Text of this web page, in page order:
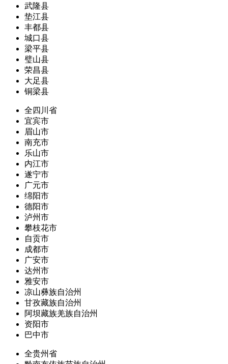
武隆县
垫江县
丰都县
城口县
梁平县
璧山县
荣昌县
大足县
铜梁县
全四川省
宜宾市
眉山市
南充市
乐山市
内江市
遂宁市
广元市
绵阳市
德阳市
泸州市
攀枝花市
自贡市
成都市
广安市
达州市
雅安市
凉山彝族自治州
甘孜藏族自治州
阿坝藏族羌族自治州
资阳市
巴中市
全贵州省